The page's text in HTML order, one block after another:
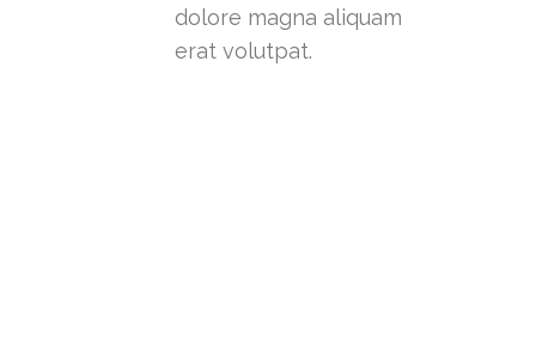
dolore magna aliquam
erat volutpat.